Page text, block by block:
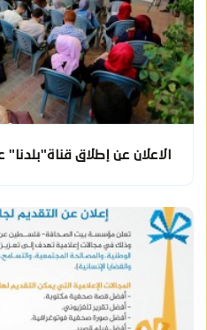
الاعلان عن إطلاق